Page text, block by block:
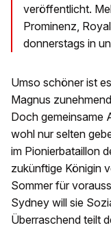
veröffentlicht.
Prominenz,
donnerstags in
Umso schöner ist
Magnus
Doch gemeinsame
wohl nur selten
im Pionierbataillon
zukünftige Königin
Sommer für
Sydney will sie
Überraschend teilt